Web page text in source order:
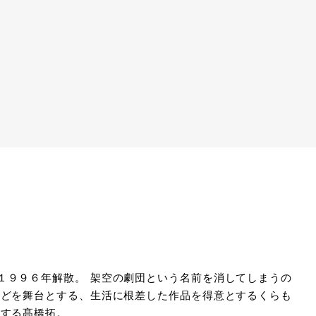
９６年解散。 架空の劇団という名前を消してしまうの
を舞台とする、生活に根差した作品を得意とするくらも